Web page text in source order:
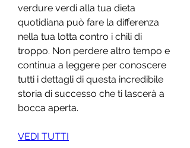
verdure verdi alla tua dieta
quotidiana può fare la differenza
nella tua lotta contro i chili di
troppo. Non perdere altro tempo e
continua a leggere per conoscere
tutti i dettagli di questa incredibile
storia di successo che ti lascerà a
bocca aperta.
VEDI TUTTI